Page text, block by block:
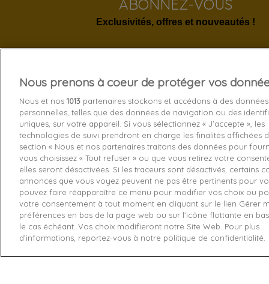
ABONNEZ-VOUS
Exclusivités, offres et nouveautés !
Services
Livraison
Echange
Paiement
Retourner
Nous prenons à coeur de protéger vos
Nous et nos 1013 partenaires stockons et accédons à des données
personnelles, telles que des données de navigation ou des
uniques, sur votre appareil. Si vous sélectionnez « J’accepte », les
technologies de suivi prendront en charge les finalités affichées
section « Nous et nos partenaires traitons des données pour
vous choisissez « Tout refuser » ou que vous retirez votre
elles seront désactivées. Si les traceurs sont désactivés, certains
annonces que vous voyez peuvent ne pas être pertinents pour
pouvez faire réapparaître ce menu pour modifier vos choix ou
votre consentement à tout moment en cliquant sur le lien Gérer
préférences en bas de la page web ou sur l’icône flottante en
le cas échéant. Vos choix modifieront notre Site Web. Pour plus
d’informations, reportez-vous à notre politique de confidentialité.